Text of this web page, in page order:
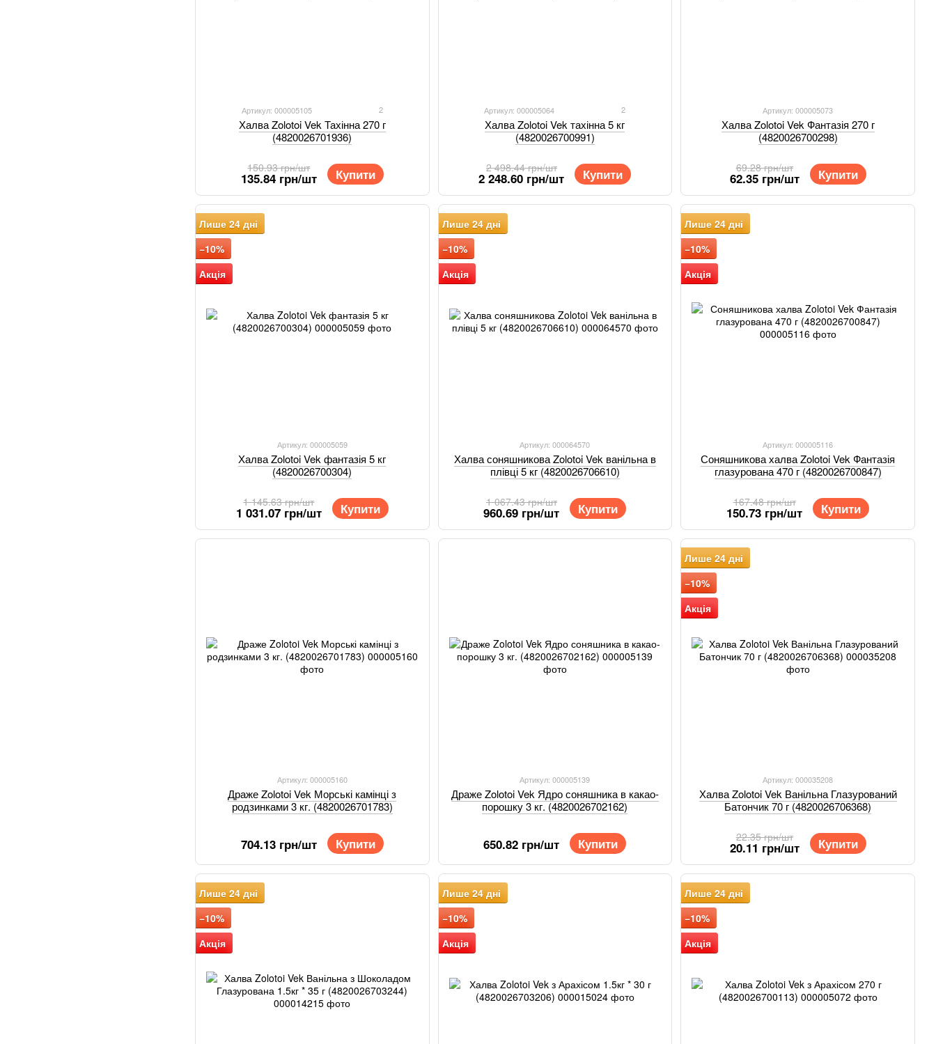
Артикул: 000005105 2
Халва Zolotoi Vek Тахінна 270 г
(4820026701936)
150.93 грн/шт
135.84 грн/шт Купити
Артикул: 000005064 2
Халва Zolotoi Vek тахінна 5 кг
(4820026700991)
2 498.44 грн/шт
2 248.60 грн/шт Купити
Артикул: 000005073
Халва Zolotoi Vek Фантазія 270 г
(4820026700298)
69.28 грн/шт
62.35 грн/шт Купити
Лише 24 дні
−10%
Акція
Артикул: 000005059
Халва Zolotoi Vek фантазія 5 кг
(4820026700304)
1 145.63 грн/шт
1 031.07 грн/шт Купити
Лише 24 дні
−10%
Акція
Артикул: 000064570
Халва соняшникова Zolotoi Vek ванільна в
плівці 5 кг (4820026706610)
1 067.43 грн/шт
960.69 грн/шт Купити
Лише 24 дні
−10%
Акція
Артикул: 000005116
Соняшникова халва Zolotoi Vek Фантазія
глазурована 470 г (4820026700847)
167.48 грн/шт
150.73 грн/шт Купити
Артикул: 000005160
Драже Zolotoi Vek Морські камінці з
родзинками 3 кг. (4820026701783)
704.13 грн/шт Купити
Артикул: 000005139
Драже Zolotoi Vek Ядро соняшника в какао-
порошку 3 кг. (4820026702162)
650.82 грн/шт Купити
Лише 24 дні
−10%
Акція
Артикул: 000035208
Халва Zolotoi Vek Ванільна Глазурований
Батончик 70 г (4820026706368)
22.35 грн/шт
20.11 грн/шт Купити
Лише 24 дні
−10%
Акція
Лише 24 дні
−10%
Акція
Лише 24 дні
−10%
Акція